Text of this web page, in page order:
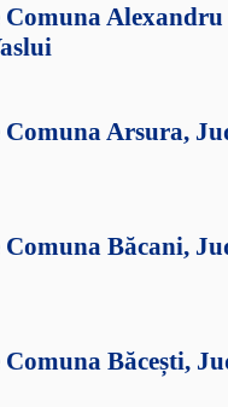
Comuna
Arsura,
Băcani,
Băcești,